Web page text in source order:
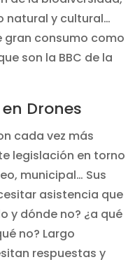
natural y cultural…
gran consumo como
son la BBC de la
Drones
cada vez más
legislación en torno
municipal… Sus
asistencia que
y dónde no? ¿a qué
no? Largo
respuestas y